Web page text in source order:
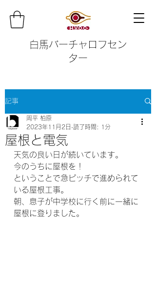
白馬バーチャロフセン
ター
記事
屋根と電気
周平 柏原
2023年11月2日 読了時間: 1分
天気の良い日が続いています。
今のうちに屋根を！
ということで急ピッチで進められて
いる屋根工事。
朝、息子が中学校に行く前に一緒に
屋根に登りました。